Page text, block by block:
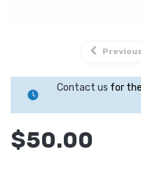
Contact us for
$50.00